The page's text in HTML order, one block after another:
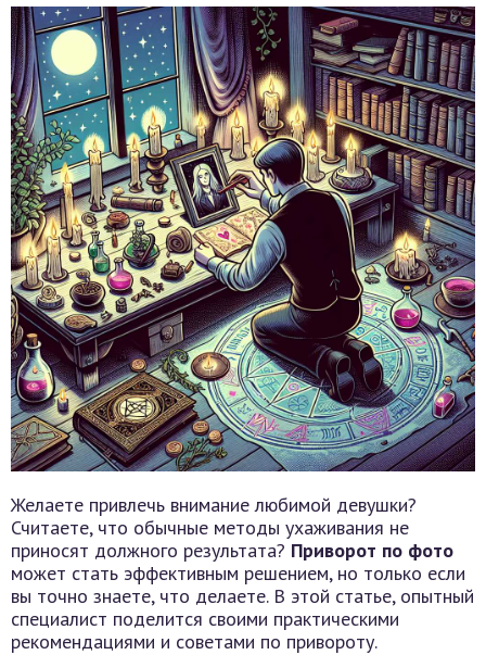
Желаете привлечь внимание любимой девушки?
Считаете, что обычные методы ухаживания не
приносят должного результата? Приворот по фото
может стать эффективным решением, но только если
вы точно знаете, что делаете. В этой статье, опытный
специалист поделится своими практическими
рекомендациями и советами по привороту.